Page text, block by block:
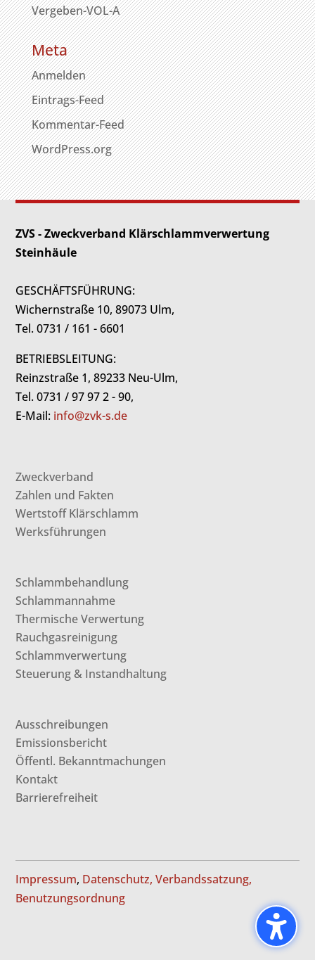
Vergeben-VOL-A
Meta
Anmelden
Eintrags-Feed
Kommentar-Feed
WordPress.org
ZVS - Zweckverband Klärschlammverwertung
Steinhäule
GESCHÄFTSFÜHRUNG:
Wichernstraße 10, 89073 Ulm,
Tel. 0731 / 161 - 6601
BETRIEBSLEITUNG:
Reinzstraße 1, 89233 Neu-Ulm,
Tel. 0731 / 97 97 2 - 90,
E-Mail: info@zvk-s.de
Zweckverband
Zahlen und Fakten
Wertstoff Klärschlamm
Werksführungen
Schlammbehandlung
Schlammannahme
Thermische Verwertung
Rauchgasreinigung
Schlammverwertung
Steuerung & Instandhaltung
Ausschreibungen
Emissionsbericht
Öffentl. Bekanntmachungen
Kontakt
Barrierefreiheit
Impressum, Datenschutz, Verbandssatzung,
Benutzungsordnung